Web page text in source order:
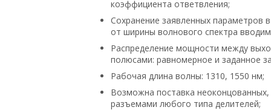
коэффициента ответвления;
Сохранение заявленных параметров
от ширины волнового спектра
Распределение мощности между
полюсами: равномерное и заданное
Рабочая длина волны: 1310, 1550 нм;
Возможна поставка
разъемами любого типа делителей;